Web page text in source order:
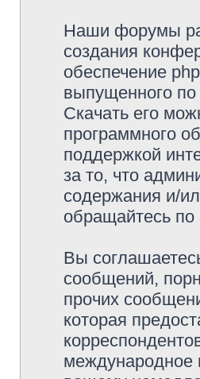
Наши форумы
создания
обеспечение
выпущенного
Скачать его
программного
поддержкой
за то, что
содержания и/
обращайтесь по
Вы
сообщений,
прочих
которая
международное